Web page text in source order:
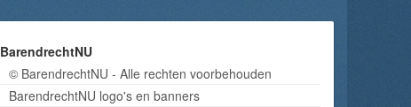
BarendrechtNU
© BarendrechtNU - Alle rechten voorbehouden
BarendrechtNU logo's en banners